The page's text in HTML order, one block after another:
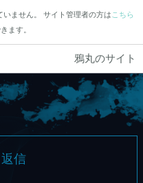
ません。 サイト管理者の方は こちら
ます。
鴉丸のサイト
信